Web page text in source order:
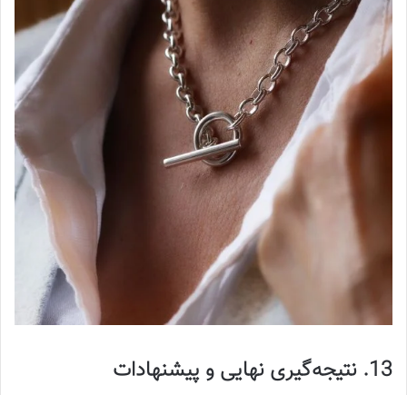
13. نتیجه‌گیری نهایی و پیشنهادات